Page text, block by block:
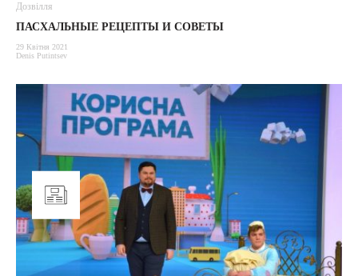
Дозвілля
ПАСХАЛЬНЫЕ РЕЦЕПТЫ И СОВЕТЫ
29 Квітня 2021
Denis Putintsev